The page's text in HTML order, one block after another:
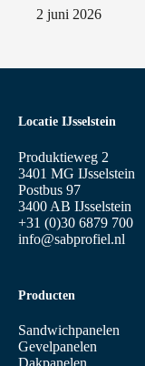
2 juni 2026
Locatie IJsselstein
Produktieweg 2
3401 MG IJsselstein
Postbus 97
3400 AB IJsselstein
+31 (0)30 6879 700
info@sabprofiel.nl
Producten
Sandwichpanelen
Gevelpanelen